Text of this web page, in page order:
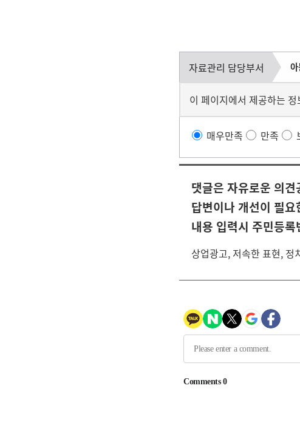
자료관리 담당부서
이 페이지에서 제공하는
매우만족 만족
댓글은 자유로운 의
답변이나 개선이 필
내용 입력시 주민등
상업광고, 저속한 표현, 정